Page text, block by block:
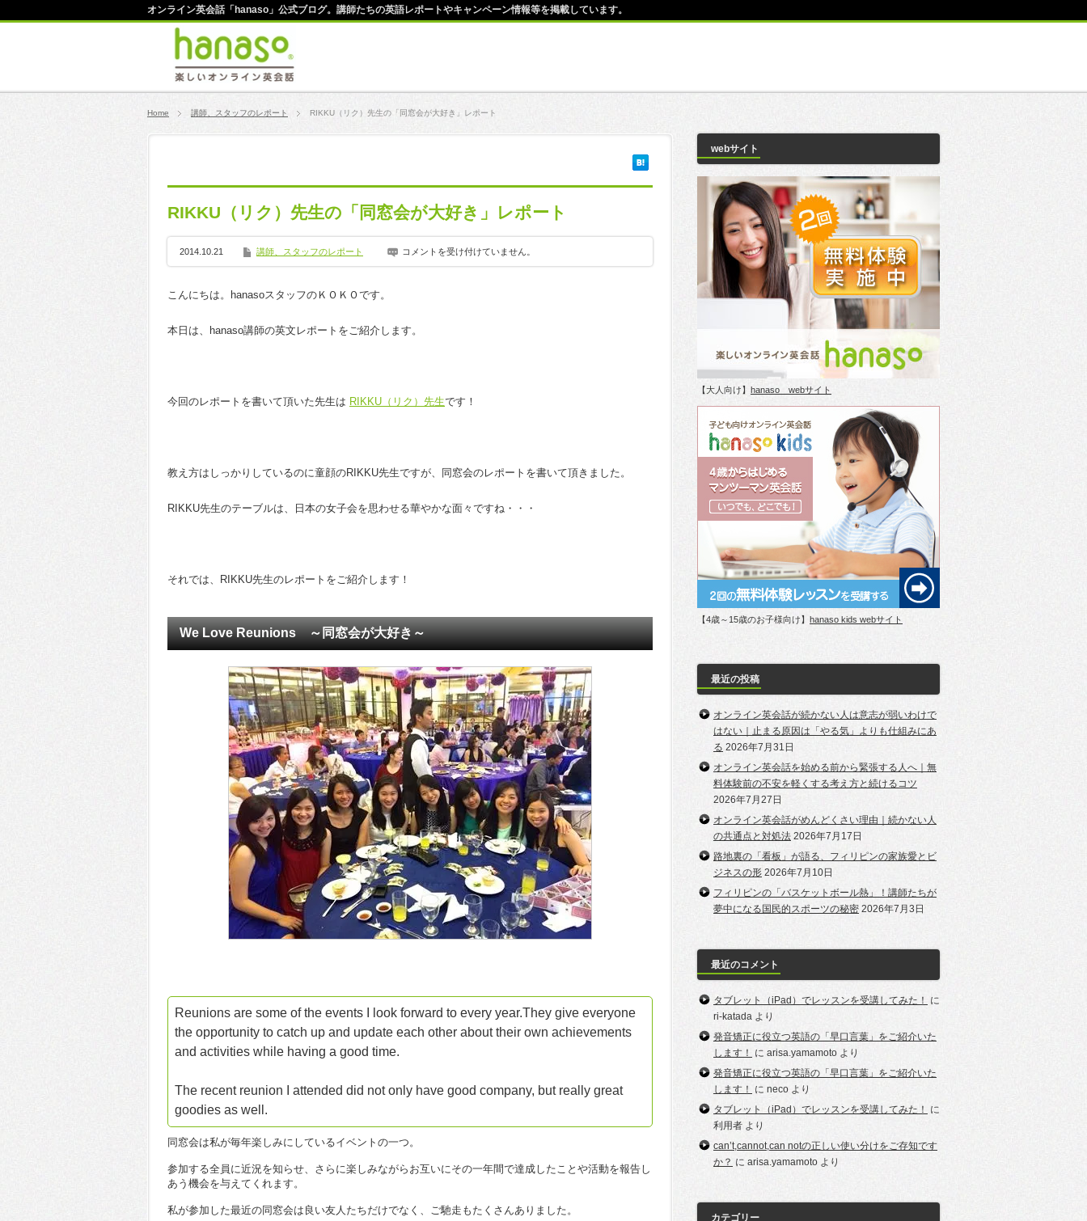
オンライン英会話「hanaso」公式ブログ。講師たちの英語レポートやキャンペーン情報等を掲載しています。
Home 講師、スタッフのレポート RIKKU（リク）先生の「同窓会が大好き」レポート
RIKKU（リク）先生の「同窓会が大好き」レポート
2014.10.21 講師、スタッフのレポート コメントを受け付けていません。
こんにちは。hanasoスタッフのＫＯＫＯです。
本日は、hanaso講師の英文レポートをご紹介します。
今回のレポートを書いて頂いた先生は RIKKU（リク）先生です！
教え方はしっかりしているのに童顔のRIKKU先生ですが、同窓会のレポートを書いて頂きました。
RIKKU先生のテーブルは、日本の女子会を思わせる華やかな面々ですね・・・
それでは、RIKKU先生のレポートをご紹介します！
We Love Reunions ～同窓会が大好き～
Reunions are some of the events I look forward to every year.They give everyone
the opportunity to catch up and update each other about their own achievements
and activities while having a good time.
The recent reunion I attended did not only have good company, but really great
goodies as well.
同窓会は私が毎年楽しみにしているイベントの一つ。
参加する全員に近況を知らせ、さらに楽しみながらお互いにその一年間で達成したことや活動を報告し
あう機会を与えてくれます。
私が参加した最近の同窓会は良い友人たちだけでなく、ご馳走もたくさんありました。
webサイト
【大人向け】 hanaso webサイト
【4歳～15歳のお子様向け】 hanaso kids webサイト
最近の投稿
オンライン英会話が続かない人は意志が弱いわけで
はない｜止まる原因は「やる気」よりも仕組みにあ
る 2026年7月31日
オンライン英会話を始める前から緊張する人へ｜無
料体験前の不安を軽くする考え方と続けるコツ
2026年7月27日
オンライン英会話がめんどくさい理由｜続かない人
の共通点と対処法 2026年7月17日
路地裏の「看板」が語る、フィリピンの家族愛とビ
ジネスの形 2026年7月10日
フィリピンの「バスケットボール熱」！講師たちが
夢中になる国民的スポーツの秘密 2026年7月3日
最近のコメント
タブレット（iPad）でレッスンを受講してみた！
に
ri-katada より
発音矯正に役立つ英語の「早口言葉」をご紹介いた
します！
に arisa.yamamoto より
発音矯正に役立つ英語の「早口言葉」をご紹介いた
します！
に neco より
タブレット（iPad）でレッスンを受講してみた！
に
利用者 より
can’t,cannot,can notの正しい使い分けをご存知です
か？ に arisa.yamamoto より
カテゴリー